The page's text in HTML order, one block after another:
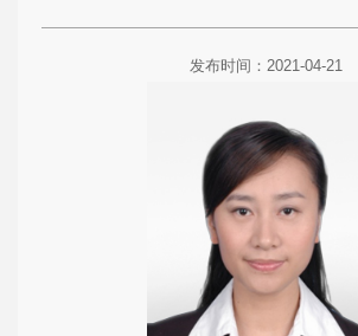
发布时间：2021-04-21